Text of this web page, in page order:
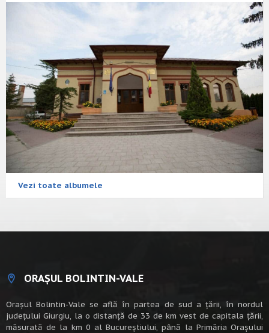
Vezi toate albumele
ORAȘUL BOLINTIN-VALE
Oraşul Bolintin-Vale se află în partea de sud a ţării, în nordul
judeţului Giurgiu, la o distanţă de 33 de km vest de capitala țării,
măsurată de la km 0 al Bucureștiului, până la Primăria Orașului